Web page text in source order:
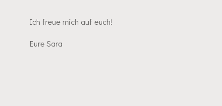
Ich freue mich auf euch!
Eure Sara